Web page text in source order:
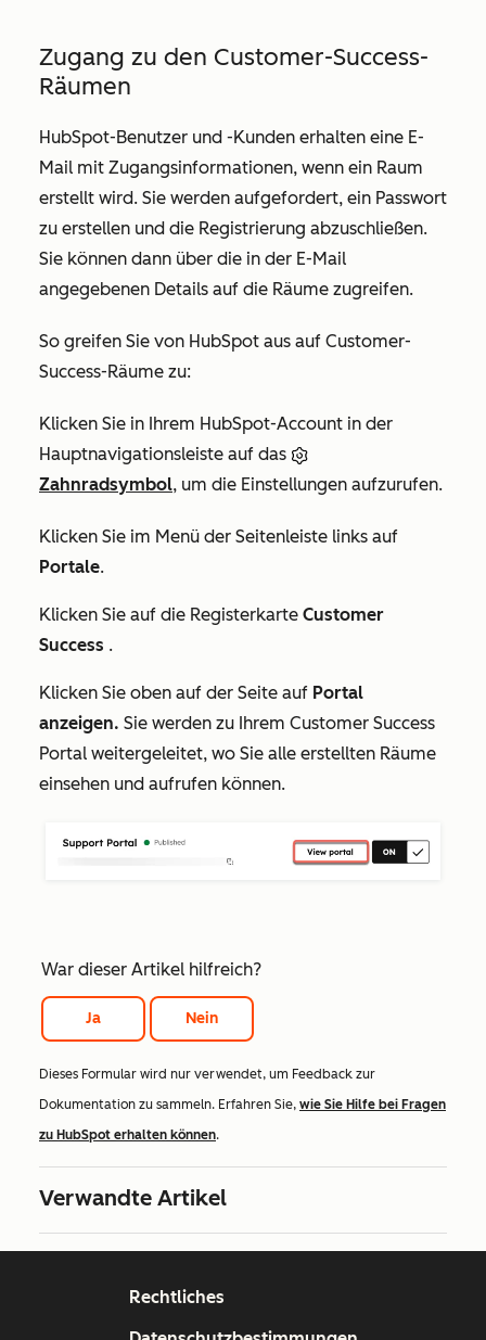
Zugang zu den Customer-Success-
Räumen
HubSpot-Benutzer und -Kunden erhalten eine E-
Mail mit Zugangsinformationen, wenn ein Raum
erstellt wird. Sie werden aufgefordert, ein Passwort
zu erstellen und die Registrierung abzuschließen.
Sie können dann über die in der E-Mail
angegebenen Details auf die Räume zugreifen.
So greifen Sie von HubSpot aus auf Customer-
Success-Räume zu:
Klicken Sie in Ihrem HubSpot-Account in der
Hauptnavigationsleiste auf das
Zahnradsymbol, um die Einstellungen aufzurufen.
Klicken Sie im Menü der Seitenleiste links auf
Portale.
Klicken Sie auf die Registerkarte Customer
Success .
Klicken Sie oben auf der Seite auf Portal
anzeigen. Sie werden zu Ihrem Customer Success
Portal weitergeleitet, wo Sie alle erstellten Räume
einsehen und aufrufen können.
War dieser Artikel hilfreich?
Ja Nein
Dieses Formular wird nur verwendet, um Feedback zur
Dokumentation zu sammeln. Erfahren Sie, wie Sie Hilfe bei Fragen
zu HubSpot erhalten können.
Verwandte Artikel
Rechtliches